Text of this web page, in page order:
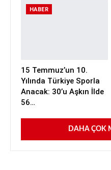
HABER
15 Temmuz’un 10.
Yılında Türkiye Sporla
Anacak: 30’u Aşkın İlde
56…
DAHA ÇOK